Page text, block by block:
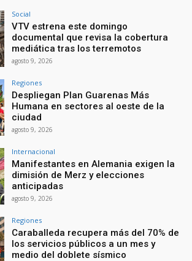
Social
VTV estrena este domingo
documental que revisa la cobertura
mediática tras los terremotos
agosto 9, 2026
Regiones
Despliegan Plan Guarenas Más
Humana en sectores al oeste de la
ciudad
agosto 9, 2026
Internacional
Manifestantes en Alemania exigen la
dimisión de Merz y elecciones
anticipadas
agosto 9, 2026
Regiones
Caraballeda recupera más del 70% de
los servicios públicos a un mes y
medio del doblete sísmico